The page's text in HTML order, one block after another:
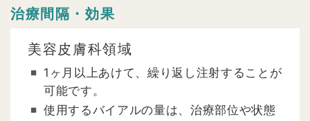
治療間隔・効果
美容皮膚科領域
1ヶ月以上あけて、繰り返し注射することが
可能です。
使用するバイアルの量は、治療部位や状態